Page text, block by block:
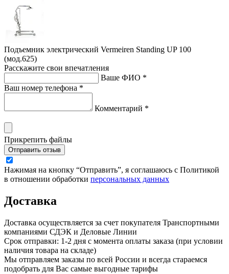
Подъемник электрический Vermeiren Standing UP 100
(мод.625)
Расскажите свои впечатления
Ваше ФИО *
Ваш номер телефона *
Комментарий *
Прикрепить файлы
Отправить отзыв
Нажимая на кнопку “Отправить”, я соглашаюсь с Политикой
в отношении обработки персональных данных
Доставка
Доставка осуществляется за счет покупателя Транспортными
компаниями СДЭК и Деловые Линии
Срок отправки: 1-2 дня с момента оплаты заказа (при условии
наличия товара на складе)
Мы отправляем заказы по всей России и всегда стараемся
подобрать для Вас самые выгодные тарифы